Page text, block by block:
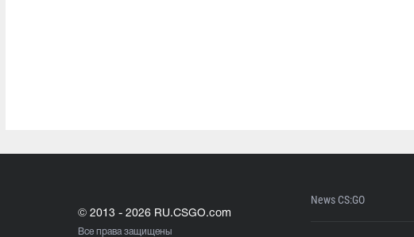
© 2013 - 2026 RU.CSGO.com
Все права защищены
News CS:GO